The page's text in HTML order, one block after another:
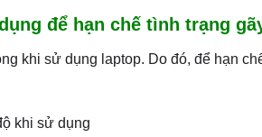
để hạn chế tình trạng
khi sử dụng laptop. Do đó, để hạn
khi sử dụng